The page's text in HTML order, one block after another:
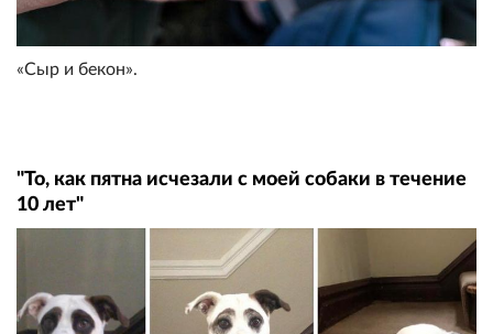
«Сыр и бекон».
"То, как пятна исчезали с моей собаки в течение
10 лет"